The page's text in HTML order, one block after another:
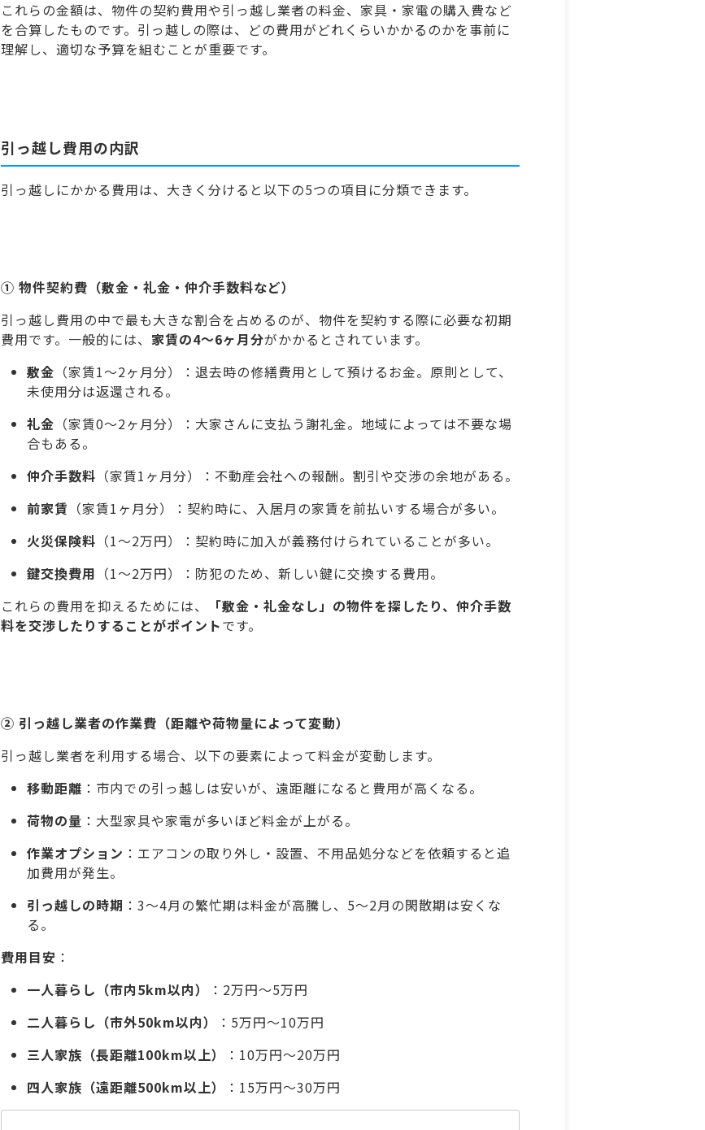
これらの金額は、物件の契約費用や引っ越し業者の料金、家具・家電の購入費など
を合算したものです。引っ越しの際は、どの費用がどれくらいかかるのかを事前に
理解し、適切な予算を組むことが重要です。
引っ越し費用の内訳
引っ越しにかかる費用は、大きく分けると以下の5つの項目に分類できます。
① 物件契約費（敷金・礼金・仲介手数料など）
引っ越し費用の中で最も大きな割合を占めるのが、物件を契約する際に必要な初期
費用です。一般的には、 家賃の4〜6ヶ月分がかかるとされています。
敷金 （家賃1〜2ヶ月分）：退去時の修繕費用として預けるお金。原則として、
未使用分は返還される。
礼金 （家賃0〜2ヶ月分）：大家さんに支払う謝礼金。地域によっては不要な場
合もある。
仲介手数料 （家賃1ヶ月分）：不動産会社への報酬。割引や交渉の余地がある。
前家賃 （家賃1ヶ月分）：契約時に、入居月の家賃を前払いする場合が多い。
火災保険料 （1〜2万円）：契約時に加入が義務付けられていることが多い。
鍵交換費用 （1〜2万円）：防犯のため、新しい鍵に交換する費用。
これらの費用を抑えるためには、
「敷金・礼金なし」の物件を探したり、仲介手数
料を交渉したりすることがポイントです。
② 引っ越し業者の作業費（距離や荷物量によって変動）
引っ越し業者を利用する場合、以下の要素によって料金が変動します。
移動距離 ：市内での引っ越しは安いが、遠距離になると費用が高くなる。
荷物の量 ：大型家具や家電が多いほど料金が上がる。
作業オプション ：エアコンの取り外し・設置、不用品処分などを依頼すると追
加費用が発生。
引っ越しの時期 ：3〜4月の繁忙期は料金が高騰し、5〜2月の閑散期は安くな
る。
費用目安 ：
一人暮らし（市内5km以内）
：2万円〜5万円
二人暮らし（市外50km以内）
：5万円〜10万円
三人家族（長距離100km以上）
：10万円〜20万円
四人家族（遠距離500km以上）
：15万円〜30万円